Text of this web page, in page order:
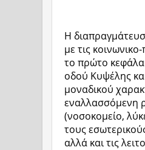
Η
με τις
το πρώτο
οδού Κυψέλης
μοναδικού
εναλλασσόμενη
(νοσοκομείο,
τους
αλλά και τις